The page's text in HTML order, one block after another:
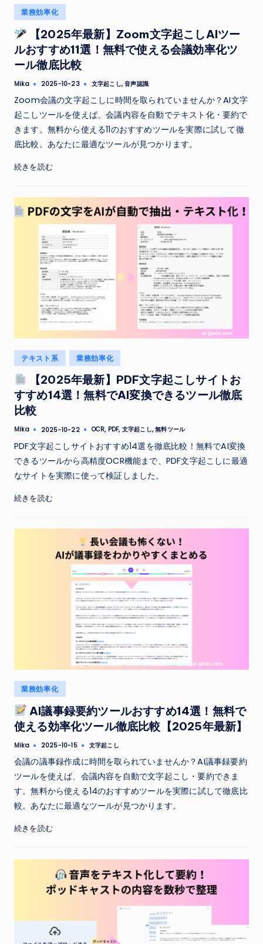
Posted
in
業務効率化
【2025年最新】Zoom文字起こしAIツー
ルおすすめ11選！無料で使える会議効率化ツ
ール徹底比較
Posted
Mika 2025-10-23
Tags: 文字起こし,音声認識
Zoom会議の文字起こしに時間を取られていませんか？AI文字
起こしツールを使えば、会議内容を自動でテキスト化・要約で
きます。無料から使える11のおすすめツールを実際に試して徹
底比較。あなたに最適なツールが見つかります。
続きを読む
Posted
in
テキスト系 業務効率化
【2025年最新】PDF文字起こしサイトお
すすめ14選！無料でAI変換できるツール徹底
比較
Posted
Mika 2025-10-22
Tags: OCR, PDF, 文字起こし,無料ツール
PDF文字起こしサイトおすすめ14選を徹底比較！無料でAI変換
できるツールから高精度OCR機能まで、PDF文字起こしに最適
なサイトを実際に使って検証しました。
続きを読む
Posted
in
業務効率化
AI議事録要約ツールおすすめ14選！無料で
使える効率化ツール徹底比較【2025年最新】
Posted
Mika 2025-10-15
Tags: 文字起こし
会議の議事録作成に時間を取られていませんか？AI議事録要約
ツールを使えば、会議内容を自動で文字起こし・要約できま
す。無料から使える14のおすすめツールを実際に試して徹底比
較。あなたに最適なツールが見つかります。
続きを読む